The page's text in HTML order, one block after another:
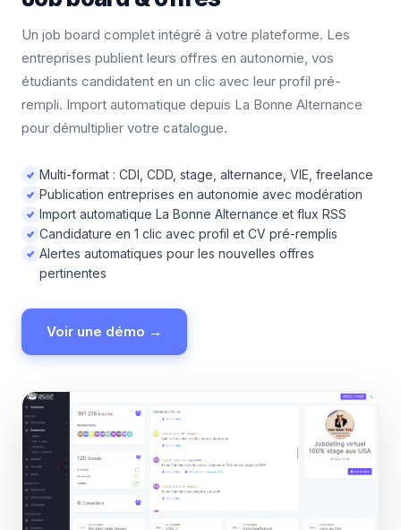
Un job board complet intégré à votre plateforme. Les
entreprises publient leurs offres en autonomie, vos
étudiants candidatent en un clic avec leur profil pré-
rempli. Import automatique depuis La Bonne Alternance
pour démultiplier votre catalogue.
Multi-format : CDI, CDD, stage, alternance, VIE, freelance
Publication entreprises en autonomie avec modération
Import automatique La Bonne Alternance et flux RSS
Candidature en 1 clic avec profil et CV pré-remplis
Alertes automatiques pour les nouvelles offres
pertinentes
Voir une démo →